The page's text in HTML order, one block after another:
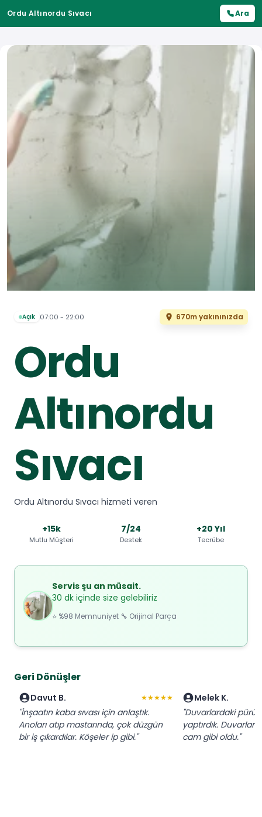
Ordu Altınordu Sıvacı Ara
Açık 07:00 - 22:00 670m yakınınızda
Ordu
Altınordu
Sıvacı
Ordu Altınordu Sıvacı hizmeti veren
+15k
Mutlu Müşteri
7/24
Destek
+20 Yıl
Tecrübe
Servis şu an müsait.
30 dk içinde size gelebiliriz
⭐ %98 Memnuniyet 🔧 Orijinal Parça
Geri Dönüşler
Davut B. ★★★★★
"İnşaatın kaba sıvası için anlaştık.
Anoları atıp mastarında, çok düzgün
bir iş çıkardılar. Köşeler ip gibi."
Melek K.
"Duvarlardaki
yaptırdık. Duvarlar
cam gibi oldu."